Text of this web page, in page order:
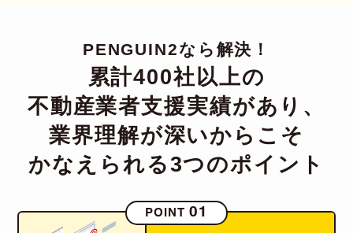
PENGUIN2なら解決！
累計400社以上の
不動産業者支援実績があり、
業界理解が深いからこそ
かなえられる3つのポイント
POINT01